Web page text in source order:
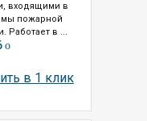
входящими в
пожарной
Работает в ...
o
в 1 клик